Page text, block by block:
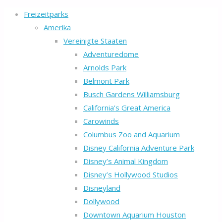
Freizeitparks
Amerika
Vereinigte Staaten
Adventuredome
Arnolds Park
Belmont Park
Busch Gardens Williamsburg
California’s Great America
Carowinds
Columbus Zoo and Aquarium
Disney California Adventure Park
Disney’s Animal Kingdom
Disney’s Hollywood Studios
Disneyland
Dollywood
Downtown Aquarium Houston